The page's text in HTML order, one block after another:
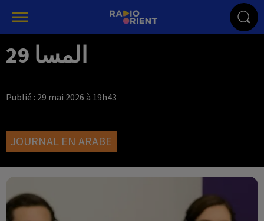
المسا 29
Publié : 29 mai 2026 à 19h43
JOURNAL EN ARABE